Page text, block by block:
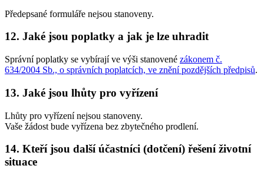
Předepsané formuláře nejsou stanoveny.
12. Jaké jsou poplatky a jak je lze uhradit
Správní poplatky se vybírají ve výši stanovené zákonem č.
634/2004 Sb., o správních poplatcích, ve znění pozdějších předpisů.
13. Jaké jsou lhůty pro vyřízení
Lhůty pro vyřízení nejsou stanoveny.
Vaše žádost bude vyřízena bez zbytečného prodlení.
14. Kteří jsou další účastníci (dotčení) řešení životní
situace